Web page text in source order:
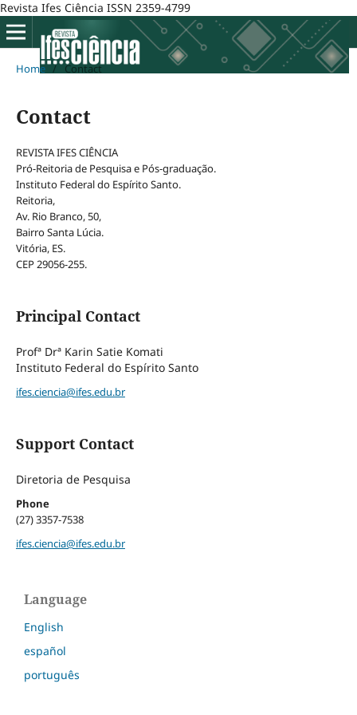
Revista Ifes Ciência ISSN 2359-4799
Home / Contact
Contact
REVISTA IFES CIÊNCIA
Pró-Reitoria de Pesquisa e Pós-graduação.
Instituto Federal do Espírito Santo.
Reitoria,
Av. Rio Branco, 50,
Bairro Santa Lúcia.
Vitória, ES.
CEP 29056-255.
Principal Contact
Profª Drª Karin Satie Komati
Instituto Federal do Espírito Santo
ifes.ciencia@ifes.edu.br
Support Contact
Diretoria de Pesquisa
Phone
(27) 3357-7538
ifes.ciencia@ifes.edu.br
Language
English
español
português